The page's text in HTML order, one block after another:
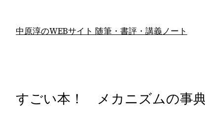
中原淳のWEBサイト 随筆・書評・講義ノート
すごい本！ メカニズムの事典